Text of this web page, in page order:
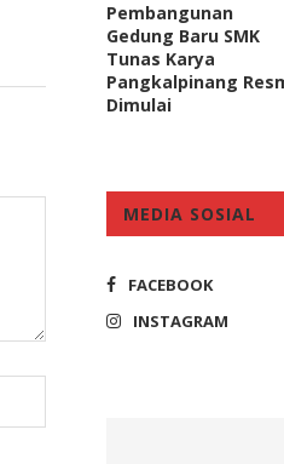
Pembangunan
Gedung Baru SMK
Tunas Karya
Pangkalpinang
Dimulai
MEDIA SOSIAL
FACEBOOK
INSTAGRAM